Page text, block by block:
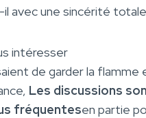
avec une sincérité
intéresser
de garder la flamme
Les discussions
fréquentesen partie